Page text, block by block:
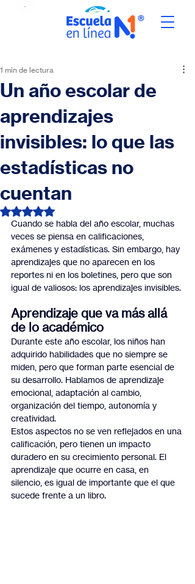
Un año escolar de
aprendizajes
invisibles: lo que las
estadísticas no
cuentan
1 min de lectura
Obtuvo NaN de 5 estrellas.
Cuando se habla del año escolar, muchas
veces se piensa en calificaciones,
exámenes y estadísticas. Sin embargo, hay
aprendizajes que no aparecen en los
reportes ni en los boletines, pero que son
igual de valiosos: los aprendizajes invisibles.
Aprendizaje que va más allá
de lo académico
Durante este año escolar, los niños han
adquirido habilidades que no siempre se
miden, pero que forman parte esencial de
su desarrollo. Hablamos de aprendizaje
emocional, adaptación al cambio,
organización del tiempo, autonomía y
creatividad.
Estos aspectos no se ven reflejados en una
calificación, pero tienen un impacto
duradero en su crecimiento personal. El
aprendizaje que ocurre en casa, en
silencio, es igual de importante que el que
sucede frente a un libro.